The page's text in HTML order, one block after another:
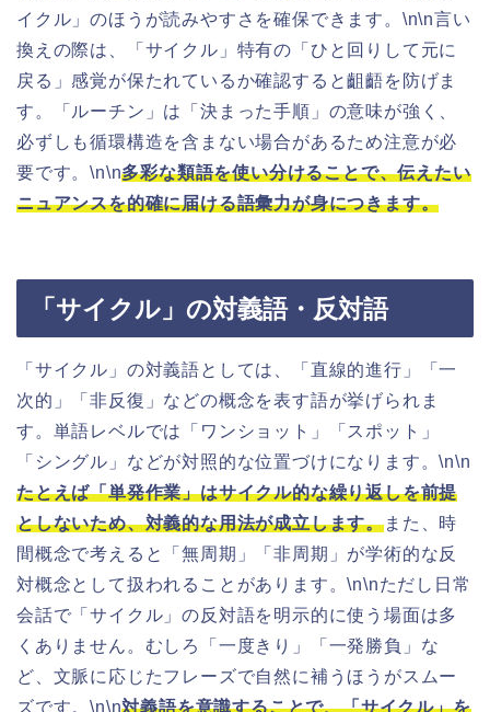
イクル」のほうが読みやすさを確保できます。\n\n言い
換えの際は、「サイクル」特有の「ひと回りして元に
戻る」感覚が保たれているか確認すると齟齬を防げま
す。「ルーチン」は「決まった手順」の意味が強く、
必ずしも循環構造を含まない場合があるため注意が必
要です。\n\n多彩な類語を使い分けることで、伝えたい
ニュアンスを的確に届ける語彙力が身につきます。
「サイクル」の対義語・反対語
「サイクル」の対義語としては、「直線的進行」「一
次的」「非反復」などの概念を表す語が挙げられま
す。単語レベルでは「ワンショット」「スポット」
「シングル」などが対照的な位置づけになります。\n\n
たとえば「単発作業」はサイクル的な繰り返しを前提
としないため、対義的な用法が成立します。また、時
間概念で考えると「無周期」「非周期」が学術的な反
対概念として扱われることがあります。\n\nただし日常
会話で「サイクル」の反対語を明示的に使う場面は多
くありません。むしろ「一度きり」「一発勝負」な
ど、文脈に応じたフレーズで自然に補うほうがスムー
ズです。\n\n対義語を意識することで、「サイクル」を